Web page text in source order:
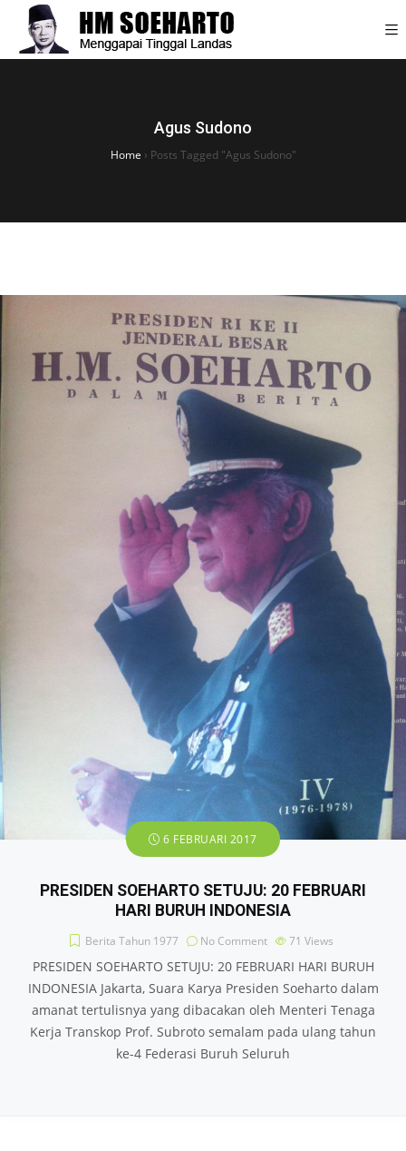
Agus Sudono
Home › Posts Tagged "Agus Sudono"
6 FEBRUARI 2017
PRESIDEN SOEHARTO SETUJU: 20 FEBRUARI
HARI BURUH INDONESIA
Berita Tahun 1977 No Comment 71 Views
PRESIDEN SOEHARTO SETUJU: 20 FEBRUARI HARI BURUH
INDONESIA Jakarta, Suara Karya Presiden Soeharto dalam
amanat tertulisnya yang dibacakan oleh Menteri Tenaga
Kerja Transkop Prof. Subroto semalam pada ulang tahun
ke-4 Federasi Buruh Seluruh